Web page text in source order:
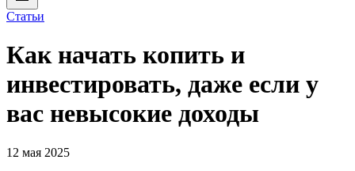
Статьи
Как начать копить и
инвестировать, даже если у
вас невысокие доходы
12 мая 2025